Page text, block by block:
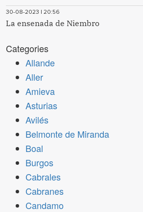
30-08-2023 | 20:56
La ensenada de Niembro
Categories
Allande
Aller
Amieva
Asturias
Avilés
Belmonte de Miranda
Boal
Burgos
Cabrales
Cabranes
Candamo